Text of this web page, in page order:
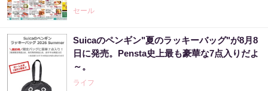
セール
Suicaのペンギン"夏のラッキーバッグ"が8月8
日に発売。Pensta史上最も豪華な7点入りだよ
～。
ライフ